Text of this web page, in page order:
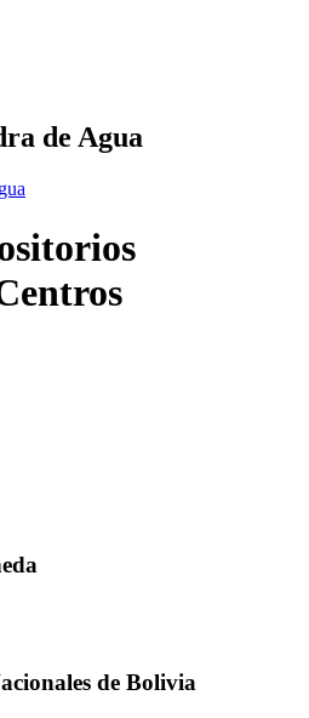
de Agua
de Bolivia